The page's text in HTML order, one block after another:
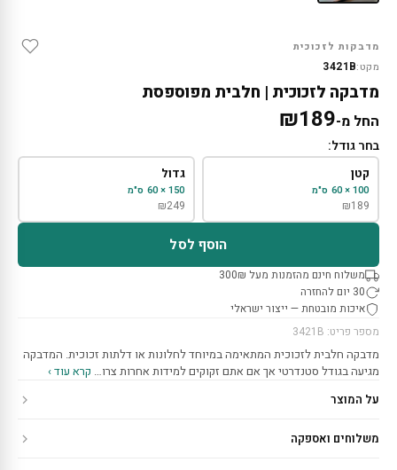
מדבקות לזכוכית
מקט:3421B
מדבקה לזכוכית | חלבית מפוספסת
החל מ- ₪189
בחר גודל:
קטן
100 × 60 ס"מ
₪189
גדול
150 × 60 ס"מ
₪249
הוסף לסל
משלוח חינם מהזמנות מעל 300₪
30 יום להחזרה
איכות מובטחת — ייצור ישראלי
מספר פריט: 3421B
מדבקה חלבית לזכוכית המתאימה במיוחד לחלונות או דלתות זכוכית. המדבקה
מגיעה בגודל סטנדרטי אך אם אתם זקוקים למידות אחרות צרו… קרא עוד ›
על המוצר
משלוחים ואספקה